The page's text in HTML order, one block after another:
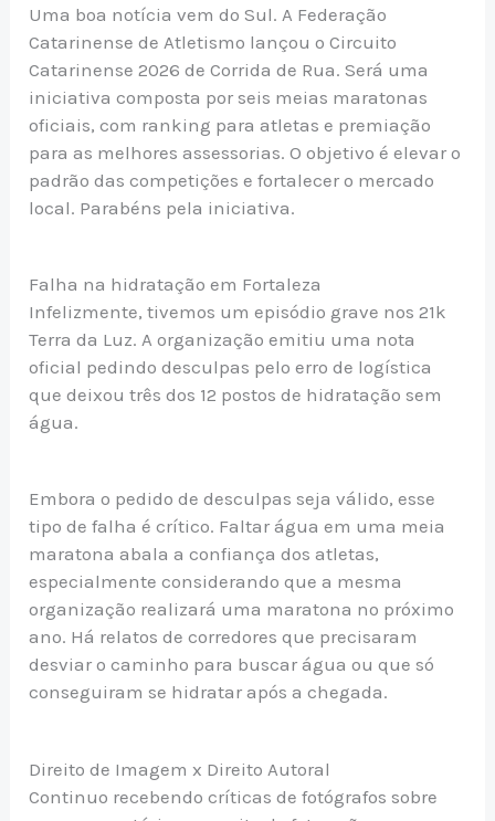
Uma boa notícia vem do Sul. A Federação
Catarinense de Atletismo lançou o Circuito
Catarinense 2026 de Corrida de Rua. Será uma
iniciativa composta por seis meias maratonas
oficiais, com ranking para atletas e premiação
para as melhores assessorias. O objetivo é elevar o
padrão das competições e fortalecer o mercado
local. Parabéns pela iniciativa.
Falha na hidratação em Fortaleza
Infelizmente, tivemos um episódio grave nos 21k
Terra da Luz. A organização emitiu uma nota
oficial pedindo desculpas pelo erro de logística
que deixou três dos 12 postos de hidratação sem
água.
Embora o pedido de desculpas seja válido, esse
tipo de falha é crítico. Faltar água em uma meia
maratona abala a confiança dos atletas,
especialmente considerando que a mesma
organização realizará uma maratona no próximo
ano. Há relatos de corredores que precisaram
desviar o caminho para buscar água ou que só
conseguiram se hidratar após a chegada.
Direito de Imagem x Direito Autoral
Continuo recebendo críticas de fotógrafos sobre